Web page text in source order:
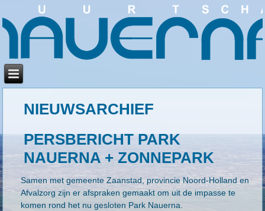
NIEUWSARCHIEF
PERSBERICHT PARK
NAUERNA + ZONNEPARK
Samen met gemeente Zaanstad, provincie Noord-Holland en
Afvalzorg zijn er afspraken gemaakt om uit de impasse te
komen rond het nu gesloten Park Nauerna.